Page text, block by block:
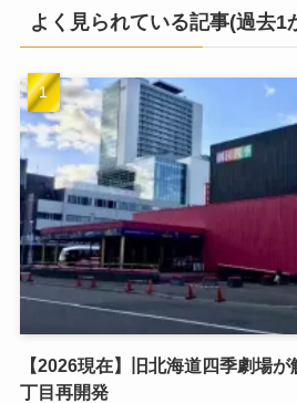
よく見られている記事(過去1
【2026現在】旧北海道四季劇場
丁目再開発